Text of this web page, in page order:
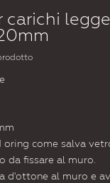
carichi
oring come salva
da fissare al muro.
d'ottone al muro e